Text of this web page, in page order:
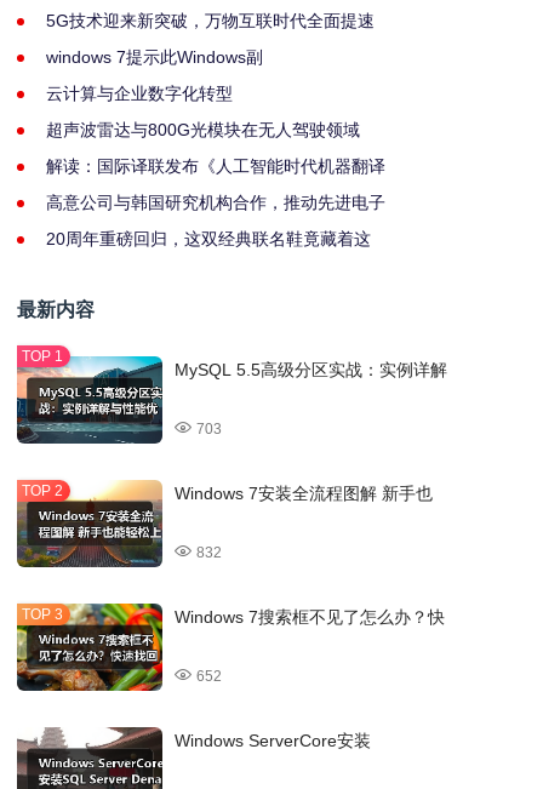
5G技术迎来新突破，万物互联时代全面提速
windows 7提示此Windows副
云计算与企业数字化转型
超声波雷达与800G光模块在无人驾驶领域
解读：国际译联发布《人工智能时代机器翻译
高意公司与韩国研究机构合作，推动先进电子
20周年重磅回归，这双经典联名鞋竟藏着这
最新内容
MySQL 5.5高级分区实战：实例详解
703
Windows 7安装全流程图解 新手也
832
Windows 7搜索框不见了怎么办？快
652
Windows ServerCore安装